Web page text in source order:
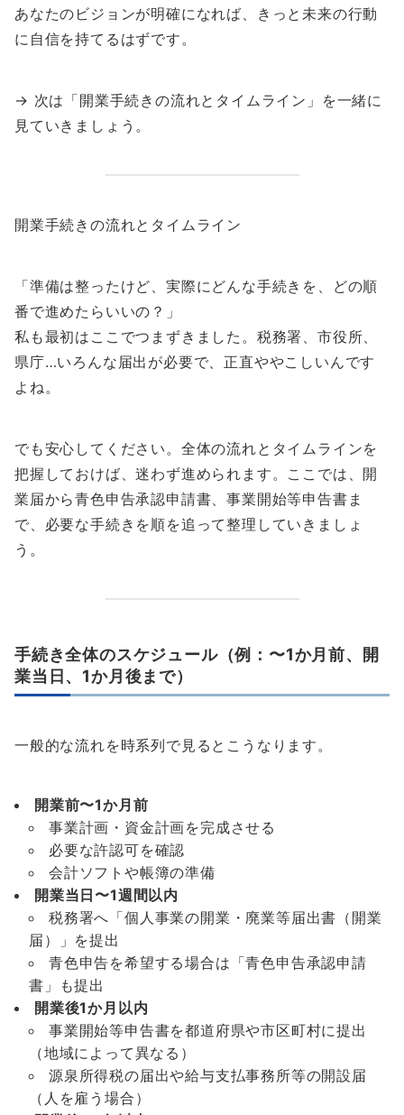
あなたのビジョンが明確になれば、きっと未来の行動
に自信を持てるはずです。
→ 次は「開業手続きの流れとタイムライン」を一緒に
見ていきましょう。
開業手続きの流れとタイムライン
「準備は整ったけど、実際にどんな手続きを、どの順
番で進めたらいいの？」
私も最初はここでつまずきました。税務署、市役所、
県庁…いろんな届出が必要で、正直ややこしいんです
よね。
でも安心してください。全体の流れとタイムラインを
把握しておけば、迷わず進められます。ここでは、開
業届から青色申告承認申請書、事業開始等申告書ま
で、必要な手続きを順を追って整理していきましょ
う。
手続き全体のスケジュール（例：〜1か月前、開
業当日、1か月後まで）
一般的な流れを時系列で見るとこうなります。
開業前〜1か月前
事業計画・資金計画を完成させる
必要な許認可を確認
会計ソフトや帳簿の準備
開業当日〜1週間以内
税務署へ「個人事業の開業・廃業等届出書（開業
届）」を提出
青色申告を希望する場合は「青色申告承認申請
書」も提出
開業後1か月以内
事業開始等申告書を都道府県や市区町村に提出
（地域によって異なる）
源泉所得税の届出や給与支払事務所等の開設届
（人を雇う場合）